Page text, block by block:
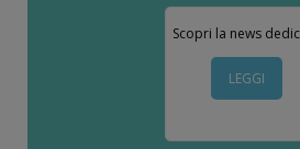
Scopri la news
LEGGI